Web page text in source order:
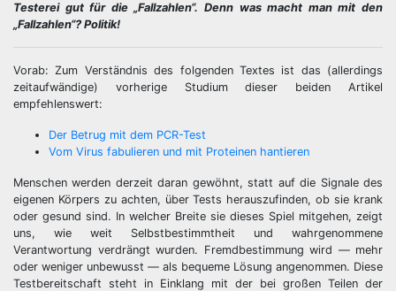
Testerei gut für die „Fallzahlen“. Denn was macht man mit den
„Fallzahlen“? Politik!
Vorab: Zum Verständnis des folgenden Textes ist das (allerdings
zeitaufwändige) vorherige Studium dieser beiden Artikel
empfehlenswert:
Der Betrug mit dem PCR-Test
Vom Virus fabulieren und mit Proteinen hantieren
Menschen werden derzeit daran gewöhnt, statt auf die Signale des
eigenen Körpers zu achten, über Tests herauszufinden, ob sie krank
oder gesund sind. In welcher Breite sie dieses Spiel mitgehen, zeigt
uns, wie weit Selbstbestimmtheit und wahrgenommene
Verantwortung verdrängt wurden. Fremdbestimmung wird — mehr
oder weniger unbewusst — als bequeme Lösung angenommen. Diese
Testbereitschaft steht in Einklang mit der bei großen Teilen der